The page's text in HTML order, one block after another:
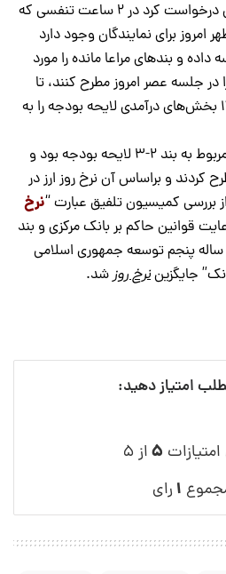
وی از اعضای کمیسیون تلفیق درخواست کرد در 2 ساعت تنفسی که
14 بعد از ظهر امروز برای نمایندگان وجود دارد
و بندهای مراعا مانده را مورد
در جلسه عصر امروز مطرح کنند، تا
بتوانیم امروز عصر تا ساعت 17 بخش‌های درآمدی لایحه بودجه را به
بهارستان‌نشینان بند (ب) که مربوط به بند 2-3 لایحه بودجه بود و
کردند و براساس آن نرخ روز ارز در
کمیسیون تلفیق عبارت “نرخ
قوانین حاکم بر بانک مرکزی و بند
پنج ساله پنجم توسعه جمهوری اسلامی
جایگزیننرخ روزشد.
امتیاز دهید:
۵از ۵
۱ رای